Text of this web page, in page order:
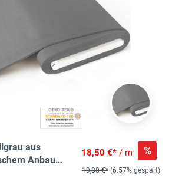
aus
Anbau
18,50 €* / m %
19,80 €* (6.57% gespart)